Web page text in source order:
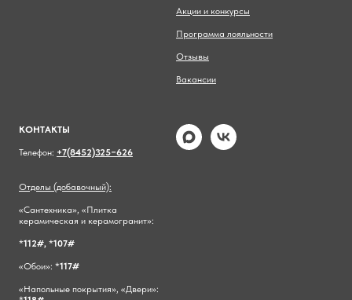
Акции и конкурсы
Программа лояльности
Отзывы
Вакансии
КОНТАКТЫ
Телефон: +7(8452)325−626
Отделы (добавочный):
«Сантехника», «Плитка
керамическая и керамогранит»:
*112#, *107#
«Обои»: *117#
«Напольные покрытия», «Двери»: